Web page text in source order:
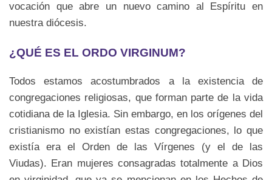
vocación que abre un nuevo camino al Espíritu en
nuestra diócesis.
¿QUÉ ES EL ORDO VIRGINUM?
Todos estamos acostumbrados a la existencia de
congregaciones religiosas, que forman parte de la vida
cotidiana de la Iglesia. Sin embargo, en los orígenes del
cristianismo no existían estas congregaciones, lo que
existía era el Orden de las Vírgenes (y el de las
Viudas). Eran mujeres consagradas totalmente a Dios